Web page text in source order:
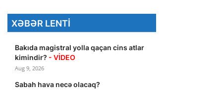
XƏBƏR LENTI
Bakıda magistral yolla qaçan cins atlar
kimindir? - VİDEO
Aug 9, 2026
Sabah hava necə olacaq?